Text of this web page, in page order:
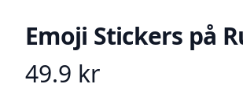
Emoji Stickers på
Product information
49.9 kr